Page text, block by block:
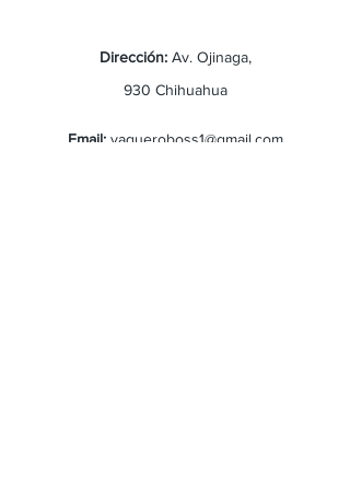
Dirección: Av. Ojinaga,
930 Chihuahua
Email: vaqueroboss1@gmail.com